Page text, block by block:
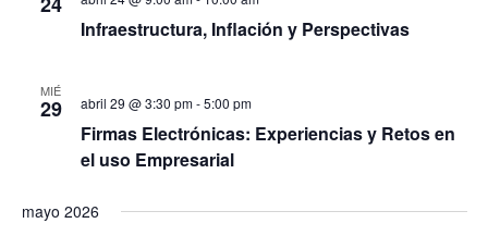
Infraestructura, Inflación y Perspectivas
MIÉ
29 abril 29 @ 3:30 pm-5:00 pm
Firmas Electrónicas: Experiencias y Retos en
el uso Empresarial
mayo 2026